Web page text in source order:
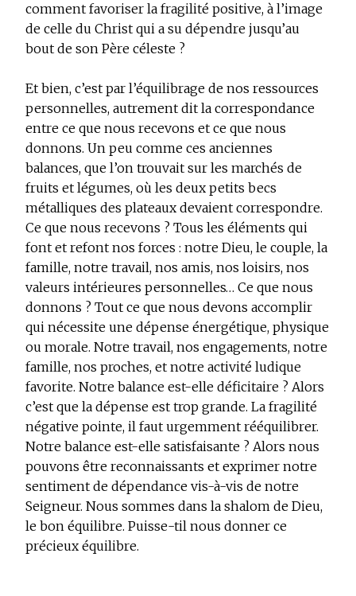
comment favoriser la fragilité positive, à l’image
de celle du Christ qui a su dépendre jusqu’au
bout de son Père céleste ?
Et bien, c’est par l’équilibrage de nos ressources
personnelles, autrement dit la correspondance
entre ce que nous recevons et ce que nous
donnons. Un peu comme ces anciennes
balances, que l’on trouvait sur les marchés de
fruits et légumes, où les deux petits becs
métalliques des plateaux devaient correspondre.
Ce que nous recevons ? Tous les éléments qui
font et refont nos forces : notre Dieu, le couple, la
famille, notre travail, nos amis, nos loisirs, nos
valeurs intérieures personnelles… Ce que nous
donnons ? Tout ce que nous devons accomplir
qui nécessite une dépense énergétique, physique
ou morale. Notre travail, nos engagements, notre
famille, nos proches, et notre activité ludique
favorite. Notre balance est-elle déficitaire ? Alors
c’est que la dépense est trop grande. La fragilité
négative pointe, il faut urgemment rééquilibrer.
Notre balance est-elle satisfaisante ? Alors nous
pouvons être reconnaissants et exprimer notre
sentiment de dépendance vis-à-vis de notre
Seigneur. Nous sommes dans la shalom de Dieu,
le bon équilibre. Puisse-til nous donner ce
précieux équilibre.